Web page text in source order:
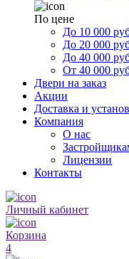
По цене
До 10 000
До 20 000
До 40 000
От 40 000
Двери на заказ
Акции
Доставка и
Компания
О нас
Лицензии
Контакты
Личный кабинет
Корзина
4